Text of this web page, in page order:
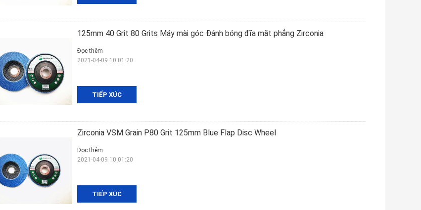
125mm 40 Grit 80 Grits Máy mài góc Đánh bóng đĩa mặt phẳng Zirconia
TIẾP XÚC
Đọc thêm
2021-04-09 10:01:20
Zirconia VSM Grain P80 Grit 125mm Blue Flap Disc Wheel
TIẾP XÚC
Đọc thêm
2021-04-09 10:01:20